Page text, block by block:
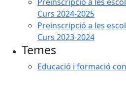
Curs 2024-2025
Preinscripció a les
Curs 2023-2024
Temes
Educació i formació